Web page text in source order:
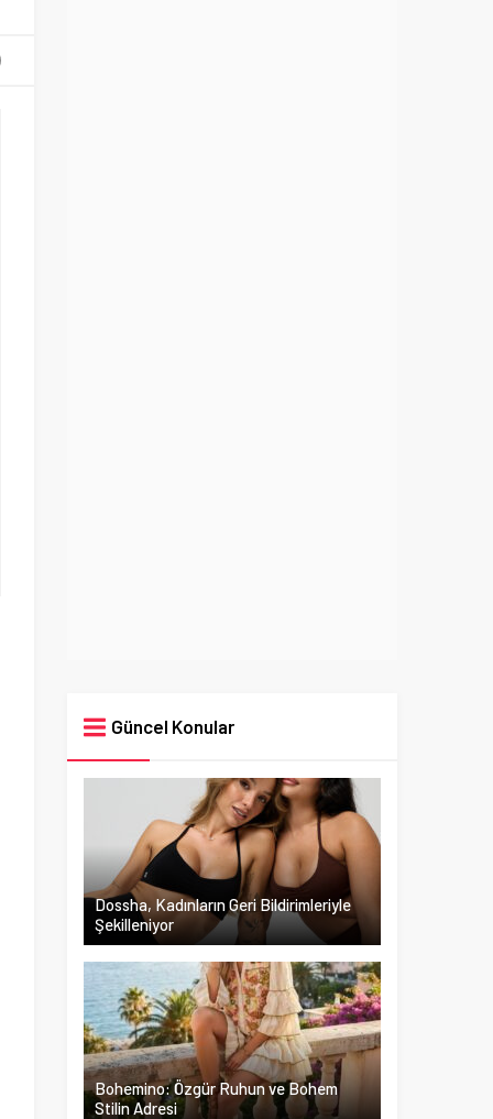
Güncel Konular
Dossha, Kadınların Geri Bildirimleriyle
Şekilleniyor
Bohemino: Özgür Ruhun ve Bohem
Stilin Adresi